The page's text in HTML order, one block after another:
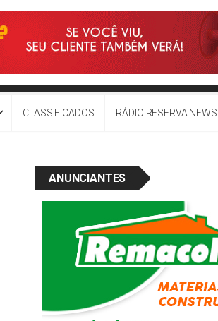
CLASSIFICADOS RÁDIO RESERVA NEWS
ANUNCIANTES